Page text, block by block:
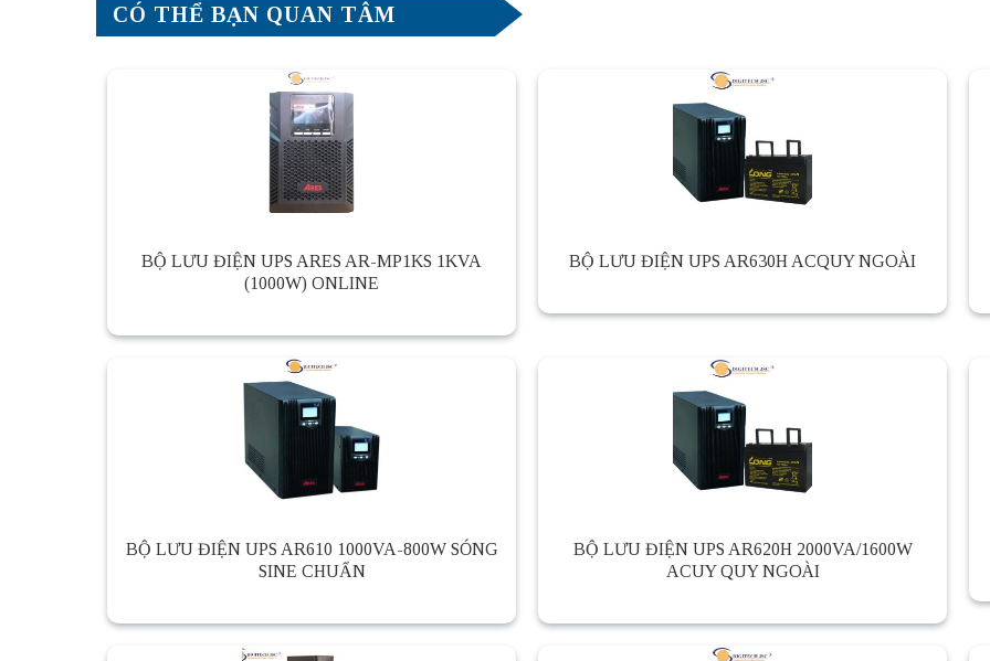
CÓ THỂ BẠN QUAN TÂM
BỘ LƯU ĐIỆN UPS ARES AR-MP1KS 1KVA
(1000W) ONLINE
BỘ LƯU ĐIỆN UPS AR630H ACQUY NGOÀI
BỘ LƯU ĐIỆN UPS AR610 1000VA-800W SÓNG
SINE CHUẨN
BỘ LƯU ĐIỆN UPS AR620H 2000VA/1600W
ACUY QUY NGOÀI